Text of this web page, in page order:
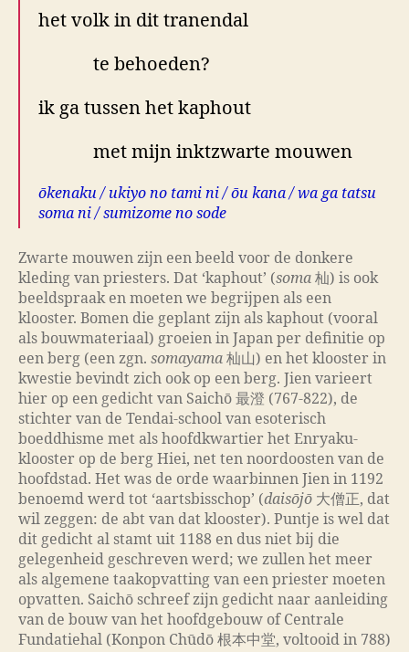
het volk in dit tranendal
te behoeden?
ik ga tussen het kaphout
met mijn inktzwarte mouwen
ōkenaku / ukiyo no tami ni / ōu kana / wa ga tatsu
soma ni / sumizome no sode
Zwarte mouwen zijn een beeld voor de donkere
kleding van priesters. Dat ‘kaphout’ (soma 杣) is ook
beeldspraak en moeten we begrijpen als een
klooster. Bomen die geplant zijn als kaphout (vooral
als bouwmateriaal) groeien in Japan per definitie op
een berg (een zgn. somayama 杣山) en het klooster in
kwestie bevindt zich ook op een berg. Jien varieert
hier op een gedicht van Saichō 最澄 (767-822), de
stichter van de Tendai-school van esoterisch
boeddhisme met als hoofdkwartier het Enryaku-
klooster op de berg Hiei, net ten noordoosten van de
hoofdstad. Het was de orde waarbinnen Jien in 1192
benoemd werd tot ‘aartsbisschop’ (daisōjō 大僧正, dat
wil zeggen: de abt van dat klooster). Puntje is wel dat
dit gedicht al stamt uit 1188 en dus niet bij die
gelegenheid geschreven werd; we zullen het meer
als algemene taakopvatting van een priester moeten
opvatten. Saichō schreef zijn gedicht naar aanleiding
van de bouw van het hoofdgebouw of Centrale
Fundatiehal (Konpon Chūdō 根本中堂, voltooid in 788)